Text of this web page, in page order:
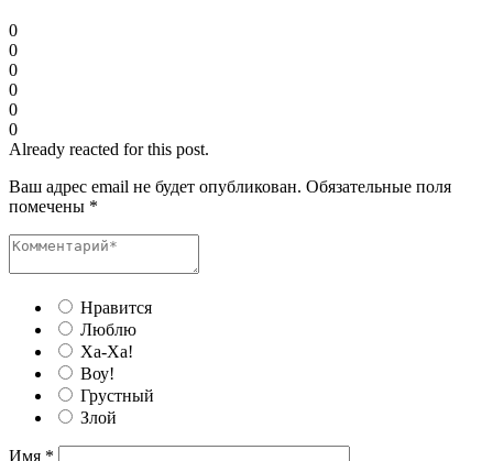
0
0
0
0
0
0
Already reacted for this post.
Ваш адрес email не будет опубликован. Обязательные поля
помечены *
Нравится
Люблю
Ха-Ха!
Воу!
Грустный
Злой
Имя *